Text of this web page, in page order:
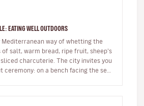
EATING WELL OUTDOORS
Mediterranean way of whetting the
salt, warm bread, ripe fruit, sheep’s
charcuterie. The city invites you
ceremony: on a bench facing the sea,